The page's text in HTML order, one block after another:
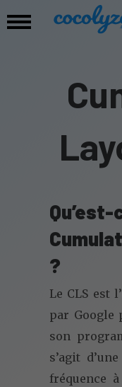
?
Le CLS est
par Google
son
s’agit
fréquence